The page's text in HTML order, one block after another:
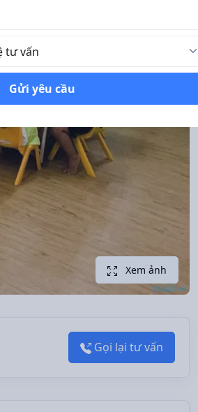
Xem ảnh
Gọi lại tư vấn
Gửi yêu cầu